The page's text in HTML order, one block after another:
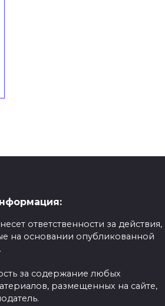
ответственности за действия,
на основании опубликованной
за содержание любых
размещенных на сайте,